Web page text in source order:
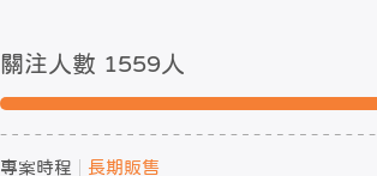
關注人數 1559 人
專案時程
長期販售